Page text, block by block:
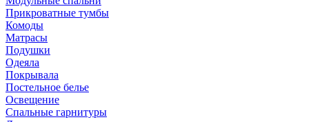
Прикроватные тумбы
Комоды
Матрасы
Подушки
Одеяла
Покрывала
Постельное белье
Освещение
Спальные гарнитуры